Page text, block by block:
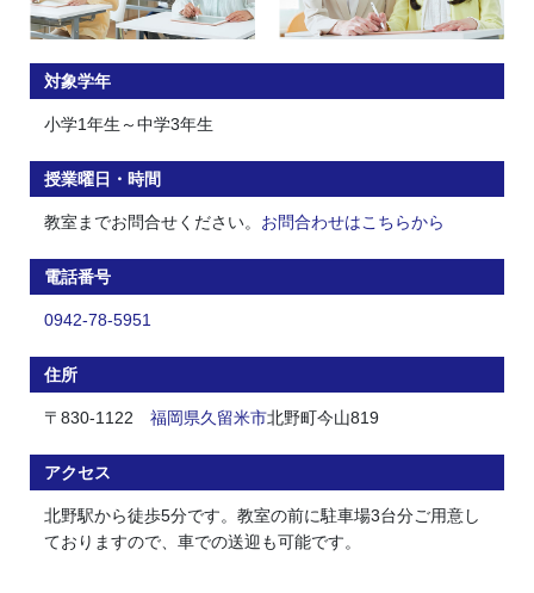
対象学年
小学1年生～中学3年生
授業曜日・時間
教室までお問合せください。 お問合わせはこちらから
電話番号
0942-78-5951
住所
〒830-1122 福岡県久留米市北野町今山819
アクセス
北野駅から徒歩5分です。教室の前に駐車場3台分ご用意し
ておりますので、車での送迎も可能です。